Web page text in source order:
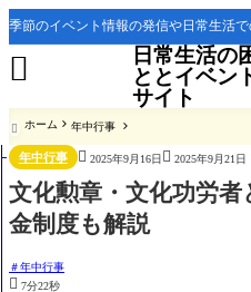
日常生活の
ととイベン
サイト

 ホーム 年中行事
年中行事  2025年9月16日  2025年9月21日
文化勲章・文化功労
金制度も解説
年中行事
 7分22秒